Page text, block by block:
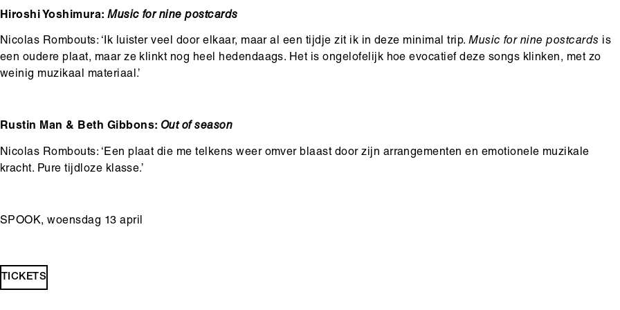
Hiroshi Yoshimura:Music for nine postcards
Nicolas Rombouts: ‘Ik luister veel door elkaar, maar al een tijdje zit ik in deze minimal trip.Music for nine postcards is
een oudere plaat, maar ze klinkt nog heel hedendaags. Het is ongelofelijk hoe evocatief deze songs klinken, met zo
weinig muzikaal materiaal.’
Rustin Man & Beth Gibbons: Out of season
Nicolas Rombouts: ‘Een plaat die me telkens weer omver blaast door zijn arrangementen en emotionele muzikale
kracht. Pure tijdloze klasse.’
SPOOK, woensdag 13 april
TICKETS